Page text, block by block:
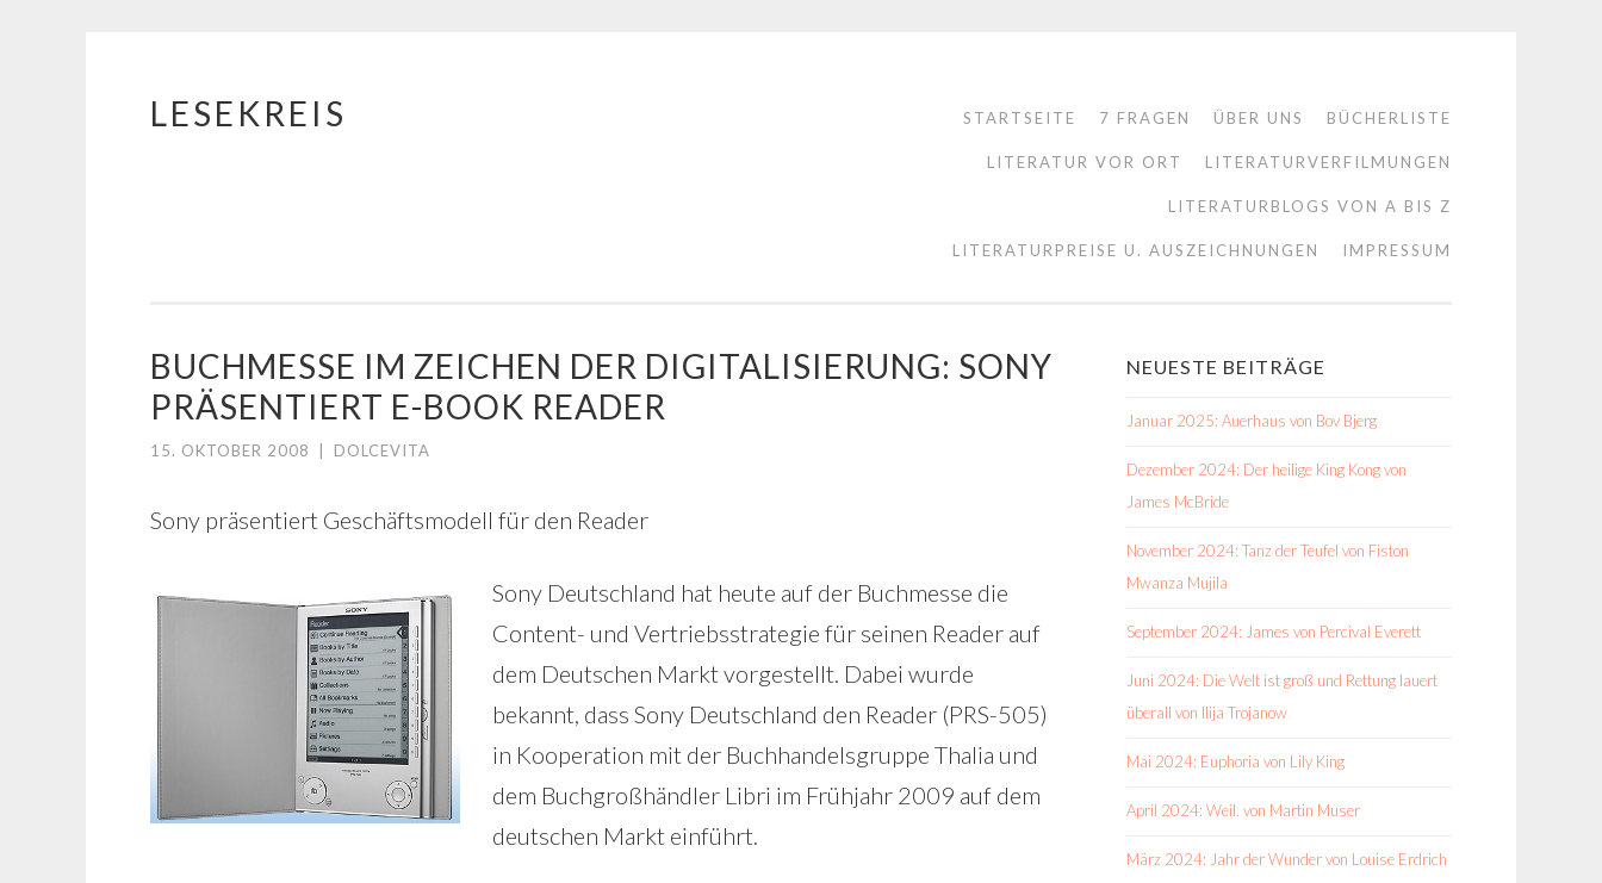
Springe
LESEKREIS STARTSEITE 7 FRAGEN ÜBER UNS BÜCHERLISTE
LITERATUR VOR ORT LITERATURVERFILMUNGEN
LITERATURBLOGS VON A BIS Z
LITERATURPREISE U. AUSZEICHNUNGEN IMPRESSUM
BUCHMESSE IM ZEICHEN DER DIGITALISIERUNG: SONY
PRÄSENTIERT E-BOOK READER
15. OKTOBER 2008 DOLCEVITA
Sony präsentiert Geschäftsmodell für den Reader
Sony Deutschland hat heute auf der Buchmesse die
Content- und Vertriebsstrategie für seinen Reader auf
dem Deutschen Markt vorgestellt. Dabei wurde
bekannt, dass Sony Deutschland den Reader (PRS-505)
in Kooperation mit der Buchhandelsgruppe Thalia und
dem Buchgroßhändler Libri im Frühjahr 2009 auf dem
deutschen Markt einführt.
NEUESTE BEITRÄGE
Januar 2025: Auerhaus von Bov Bjerg
Dezember 2024: Der heilige King Kong von
James McBride
November 2024: Tanz der Teufel von Fiston
Mwanza Mujila
September 2024: James von Percival Everett
Juni 2024: Die Welt ist groß und Rettung lauert
überall von Ilija Trojanow
Mai 2024: Euphoria von Lily King
April 2024: Weil. von Martin Muser
März 2024: Jahr der Wunder von Louise Erdrich